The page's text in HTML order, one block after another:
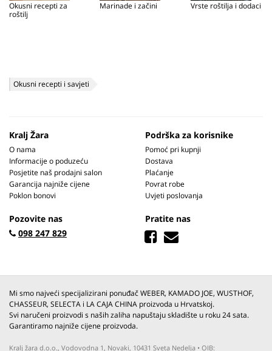
Okusni recepti za
roštilj
Marinade i začini Vrste roštilja i dodaci
Okusni recepti i savjeti
Kralj Žara
O nama
Informacije o poduzeću
Posjetite naš prodajni salon
Garancija najniže cijene
Poklon bonovi
Podrška za korisnike
Pomoć pri kupnji
Dostava
Plaćanje
Povrat robe
Uvjeti poslovanja
Pozovite nas
098 247 829
Pratite nas
Mi smo najveći specijalizirani ponuđač WEBER, KAMADO JOE, WUSTHOF,
CHASSEUR, SELECTA i LA CAJA CHINA proizvoda u Hrvatskoj.
Svi naručeni proizvodi s naših zaliha napuštaju skladište u roku 24 sata.
Garantiramo najniže cijene proizvoda.
Kralj žara d.o.o., Vodovodna 1, Novaki, 10431 Sveta Nedelja • OIB: